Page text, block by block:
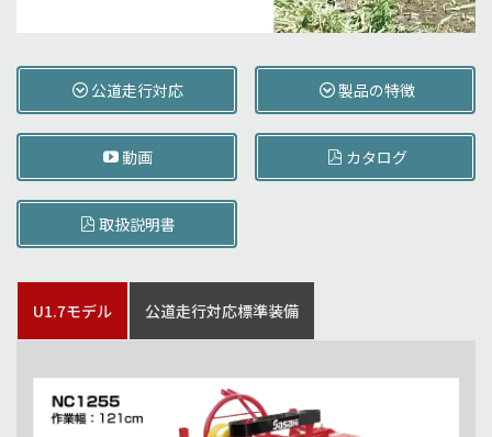
公道走行対応 製品の特徴
動画 カタログ
取扱説明書
U1.7モデル 公道走行対応標準装備